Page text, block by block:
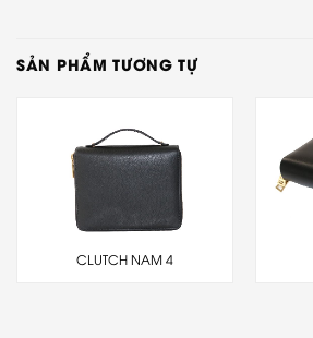
SẢN PHẨM TƯƠNG TỰ
CLUTCH NAM 4